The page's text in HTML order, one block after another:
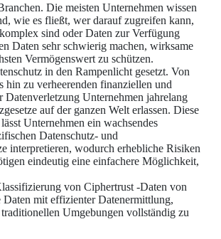
Die meisten Unternehmen wissen
wie es fließt, wer darauf zugreifen kann,
sind oder Daten zur Verfügung
Daten sehr schwierig machen, wirksame
Vermögenswert zu schützen.
in den Rampenlicht gesetzt. Von
hin zu verheerenden finanziellen und
Unternehmen jahrelang
auf der ganzen Welt erlassen. Diese
Unternehmen ein wachsendes
Datenschutz- und
interpretieren, wodurch erhebliche Risiken
eindeutig eine einfachere Möglichkeit,
von Ciphertrust -Daten von
mit effizienter Datenermittlung,
Umgebungen vollständig zu